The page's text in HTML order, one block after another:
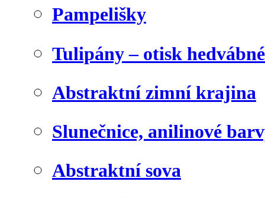
Pampelišky
Tulipány – otisk
Abstraktní zimní krajina
Slunečnice, anilinové
Abstraktní sova